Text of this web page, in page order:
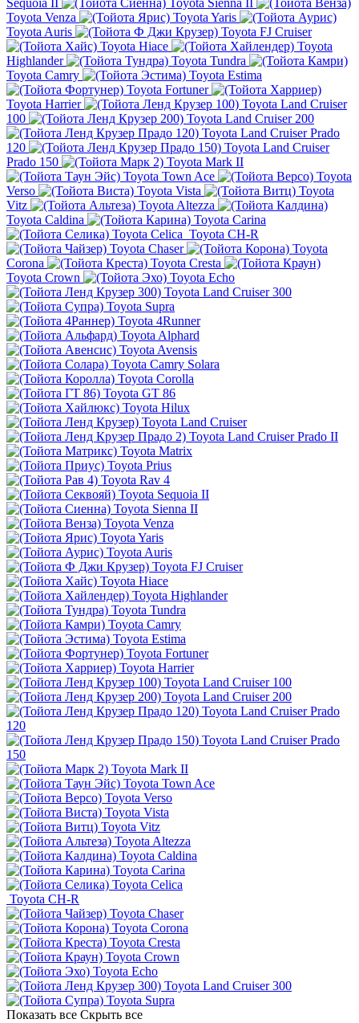
Sequoia II
Toyota Sienna II
Toyota Venza
Toyota Yaris
Toyota Auris
Toyota FJ Cruiser
Toyota Hiace
Toyota
Highlander
Toyota Tundra
Toyota Camry
Toyota Estima
Toyota Fortuner
Toyota Harrier
Toyota Land Cruiser
100
Toyota Land Cruiser 200
Toyota Land Cruiser Prado
120
Toyota Land Cruiser
Prado 150
Toyota Mark II
Toyota Town Ace
Toyota
Verso
Toyota Vista
Toyota
Vitz
Toyota Altezza
Toyota Caldina
Toyota Carina
Toyota Celica Toyota CH-R
Toyota Chaser
Toyota
Corona
Toyota Cresta
Toyota Crown
Toyota Echo
Toyota Land Cruiser 300
Toyota Supra
Toyota 4Runner
Toyota Alphard
Toyota Avensis
Toyota Camry Solara
Toyota Corolla
Toyota GT 86
Toyota Hilux
Toyota Land Cruiser
Toyota Land Cruiser Prado II
Toyota Matrix
Toyota Prius
Toyota Rav 4
Toyota Sequoia II
Toyota Sienna II
Toyota Venza
Toyota Yaris
Toyota Auris
Toyota FJ Cruiser
Toyota Hiace
Toyota Highlander
Toyota Tundra
Toyota Camry
Toyota Estima
Toyota Fortuner
Toyota Harrier
Toyota Land Cruiser 100
Toyota Land Cruiser 200
Toyota Land Cruiser Prado
120
Toyota Land Cruiser Prado
150
Toyota Mark II
Toyota Town Ace
Toyota Verso
Toyota Vista
Toyota Vitz
Toyota Altezza
Toyota Caldina
Toyota Carina
Toyota Celica
Toyota CH-R
Toyota Chaser
Toyota Corona
Toyota Cresta
Toyota Crown
Toyota Echo
Toyota Land Cruiser 300
Toyota Supra
Показать все Скрыть все